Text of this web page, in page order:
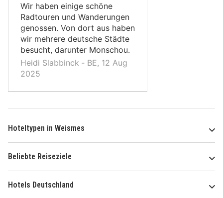
Wir haben einige schöne
Radtouren und Wanderungen
genossen. Von dort aus haben
wir mehrere deutsche Städte
besucht, darunter Monschou.
Heidi Slabbinck ‐ BE, 12 Aug
2025
Hoteltypen in Weismes
Beliebte Reiseziele
Hotels Deutschland